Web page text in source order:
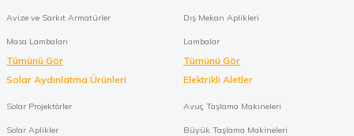
Avize ve Sarkıt Armatürler
Masa Lambaları
Tümünü Gör
Dış Mekan Aplikleri
Lambalar
Tümünü Gör
Solar Aydınlatma Ürünleri
Solar Projektörler
Solar Aplikler
Elektrikli Aletler
Avuç Taşlama Makineleri
Büyük Taşlama Makineleri